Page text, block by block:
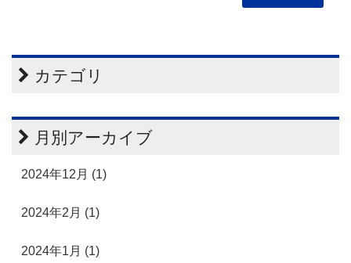
カテゴリ
月別アーカイブ
2024年12月 (1)
2024年2月 (1)
2024年1月 (1)